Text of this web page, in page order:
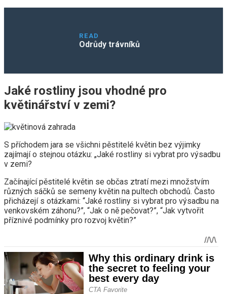
READ
Odrůdy trávníků
Jaké rostliny jsou vhodné pro
květinářství v zemi?
S příchodem jara se všichni pěstitelé květin bez výjimky
zajímají o stejnou otázku: „Jaké rostliny si vybrat pro výsadbu
v zemi?
Začínající pěstitelé květin se občas ztratí mezi množstvím
různých sáčků se semeny květin na pultech obchodů. Často
přicházejí s otázkami: “Jaké rostliny si vybrat pro výsadbu na
venkovském záhonu?”, “Jak o ně pečovat?”, “Jak vytvořit
příznivé podmínky pro rozvoj květin?”